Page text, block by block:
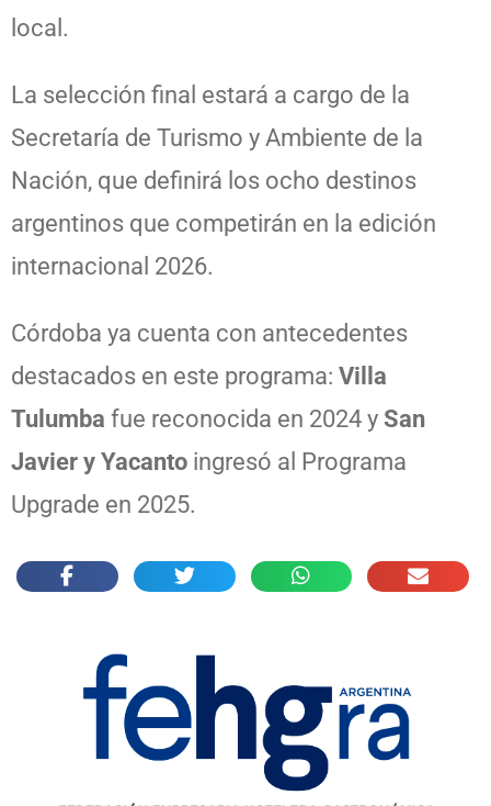
local.
La selección final estará a cargo de la
Secretaría de Turismo y Ambiente de la
Nación, que definirá los ocho destinos
argentinos que competirán en la edición
internacional 2026.
Córdoba ya cuenta con antecedentes
destacados en este programa: Villa
Tulumba fue reconocida en 2024 y San
Javier y Yacanto ingresó al Programa
Upgrade en 2025.